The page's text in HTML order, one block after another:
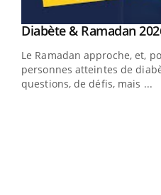
Youtube
Diabète & Ramadan
Le Ramadan approche, et,
personnes atteintes de
questions, de défis, mais ...